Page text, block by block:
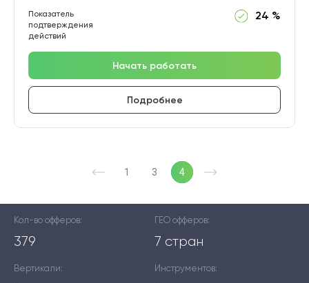
Показатель
подтверждения
действий
24 %
Начать работать
Подробнее
1 3 4
Кол-во офферов:
379
ГЕО офферов:
7 стран
Вертикали: Инструментов: